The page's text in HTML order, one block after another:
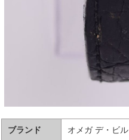
ブランド オメガ デ・ビル